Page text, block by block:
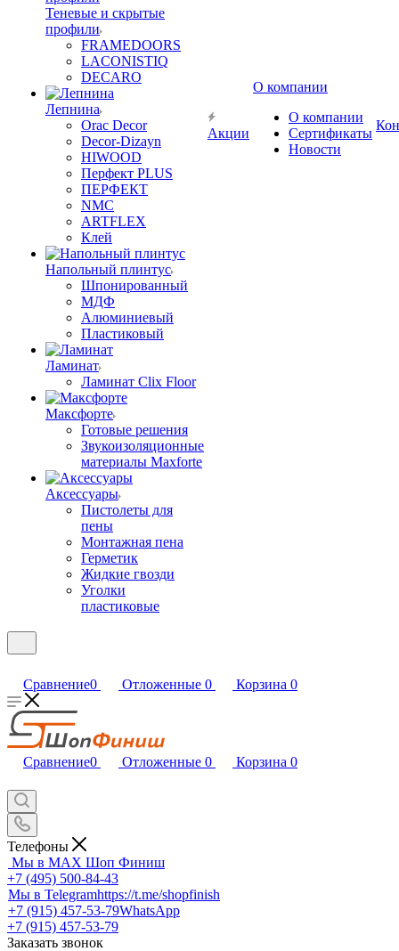
Теневые и скрытые
профили
FRAMEDOORS
LACONISTIQ
DECARO
Лепнина
Orac Decor
Decor-Dizayn
HIWOOD
Перфект PLUS
ПЕРФЕКТ
NMC
ARTFLEX
Клей
Напольный плинтус
Шпонированный
МДФ
Алюминиевый
Пластиковый
Ламинат
Ламинат Clix Floor
Максфорте
Готовые решения
Звукоизоляционные
материалы Maxforte
Аксессуары
Пистолеты для
пены
Монтажная пена
Герметик
Жидкие гвозди
Уголки
пластиковые
Акции
О компании
О компании
Сертификаты
Новости
Сравнение0 Отложенные 0 Корзина 0
Сравнение0 Отложенные 0 Корзина 0
Телефоны
Мы в MAX Шоп Финиш
+7 (495) 500-84-43
Мы в Telegramhttps://t.me/shopfinish
+7 (915) 457-53-79WhatsApp
+7 (915) 457-53-79
Заказать звонок